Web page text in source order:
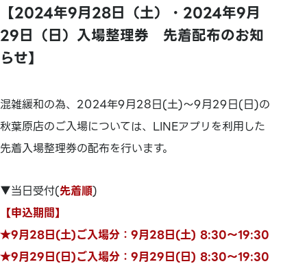
【2024年9月28日（土）・2024年9月
29日（日）入場整理券 先着配布のお知
らせ】
混雑緩和の為、2024年9月28日(土)～9月29日(日)の
秋葉原店のご入場については、LINEアプリを利用した
先着入場整理券の配布を行います。
▼当日受付(先着順)
【申込期間】
★9月28日(土)ご入場分：9月28日(土) 8:30～19:30
★9月29日(日)ご入場分：9月29日(日) 8:30～19:30